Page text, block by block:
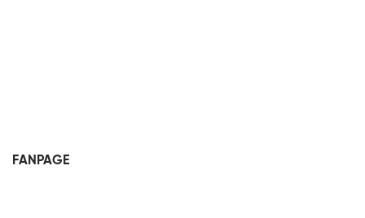
FANPAGE